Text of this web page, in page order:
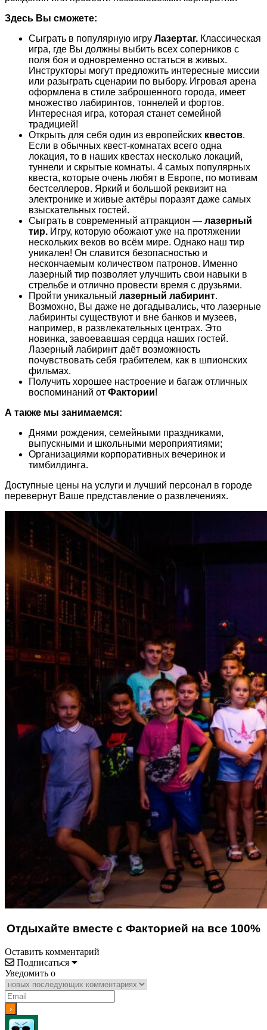
Здесь Вы сможете:
Сыграть в популярную игру Лазертаг. Классическая
игра, где Вы должны выбить всех соперников с
поля боя и одновременно остаться в живых.
Инструкторы могут предложить интересные миссии
или разыграть сценарии по выбору. Игровая арена
оформлена в стиле заброшенного города, имеет
множество лабиринтов, тоннелей и фортов.
Интересная игра, которая станет семейной
традицией!
Открыть для себя один из европейских квестов.
Если в обычных квест-комнатах всего одна
локация, то в наших квестах несколько локаций,
туннели и скрытые комнаты. 4 самых популярных
квеста, которые очень любят в Европе, по мотивам
бестселлеров. Яркий и большой реквизит на
электронике и живые актёры поразят даже самых
взыскательных гостей.
Сыграть в современный аттракцион — лазерный
тир. Игру, которую обожают уже на протяжении
нескольких веков во всём мире. Однако наш тир
уникален! Он славится безопасностью и
нескончаемым количеством патронов. Именно
лазерный тир позволяет улучшить свои навыки в
стрельбе и отлично провести время с друзьями.
Пройти уникальный лазерный лабиринт.
Возможно, Вы даже не догадывались, что лазерные
лабиринты существуют и вне банков и музеев,
например, в развлекательных центрах. Это
новинка, завоевавшая сердца наших гостей.
Лазерный лабиринт даёт возможность
почувствовать себя грабителем, как в шпионских
фильмах.
Получить хорошее настроение и багаж отличных
воспоминаний от Фактории!
А также мы занимаемся:
Днями рождения, семейными праздниками,
выпускными и школьными мероприятиями;
Организациями корпоративных вечеринок и
тимбилдинга.
Доступные цены на услуги и лучший персонал в городе
перевернут Ваше представление о развлечениях.
Отдыхайте вместе с Факторией на все 100%
Оставить комментарий
Подписаться
Уведомить о